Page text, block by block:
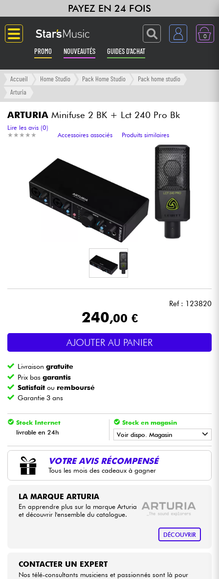
PAYEZ EN 24 FOIS
0
PROMO NOUVEAUTÉS GUIDES D'ACHAT
Langue
Amplis & Effets
Synthés & Sampleurs
Home Studio
Eclairage
Vents
Eveil Musical
Câbles & Access.
Packs
Accueil Home Studio Pack Home Studio
Pack home studio
Arturia
ARTURIA Minifuse 2 BK + Lct 240 Pro Bk
★ ★ ★ ★ ★
★ ★ ★ ★ ★
Lire les avis (0)
Accessoires associés
Produits similaires
Ref : 123820
240,00 €
AJOUTER AU PANIER
Livraisongratuite
Prix basgarantis
Satisfait ou remboursé
Garantie 3 ans
Stock Internet
livrable en 24h
Stock en magasin
Voir dispo. Magasin
• Star'SMusicBORDEAUX
• Star SMusic
VOTRE AVIS RÉCOMPENSÉ
Tous les mois des cadeaux à gagner
LA MARQUE ARTURIA
En apprendre plus sur la marque Arturia
et découvrir l'ensemble du catalogue.
DÉCOUVRIR
CONTACTER UN EXPERT
Nos télé-consultants musiciens et passionnés sont là pour